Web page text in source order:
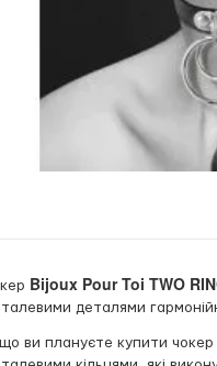
Bijoux Pour Toi TWO
деталями
ви плануєте купити